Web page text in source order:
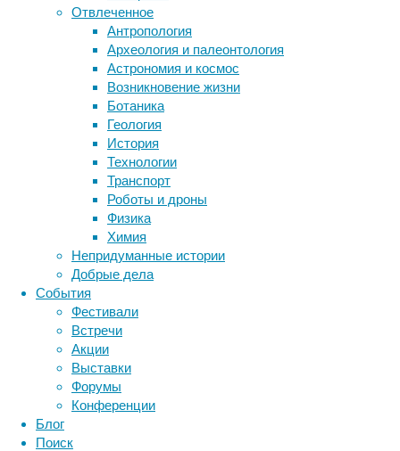
Отвлеченное
Антропология
Археология и палеонтология
Астрономия и космос
Возникновение жизни
Ботаника
Геология
История
Технологии
Транспорт
Роботы и дроны
Физика
Химия
Непридуманные истории
Добрые дела
События
Фестивали
Встречи
Акции
Выставки
Форумы
Конференции
Блог
Поиск
нехватка
гравитации,
недостаток
подвижности
изоляция
плохо
сказывается
клеток
частности,
анемия,
биотехнология
генетика дети
здоровье знания иммунитет
инструменты и методы
исследования
лекарства медицина
мозг наука неврология
нейробиология
нейрофизиология
палеонтология
поведение
сон
физиология
эмоции